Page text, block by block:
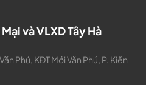
và VLXD Tây Hà
Phú, KĐT Mới Văn Phú, P. Kiến